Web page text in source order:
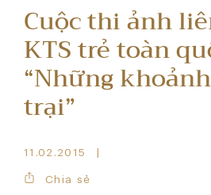
Cuộc thi ảnh
KTS trẻ toàn
“Những
trại”
11.02.2015
Chia sẻ